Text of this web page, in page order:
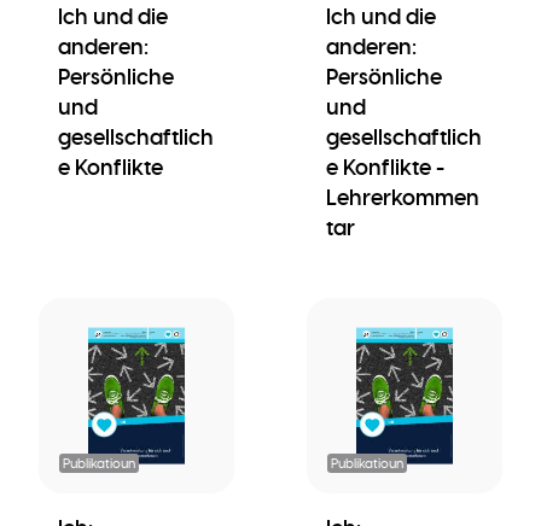
Ich und die
anderen:
Persönliche
und
gesellschaftlich
e Konflikte
Ich und die
anderen:
Persönliche
und
gesellschaftlich
e Konflikte -
Lehrerkommen
tar
Publikatioun Publikatioun